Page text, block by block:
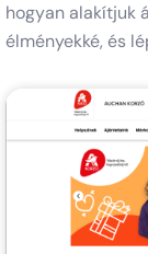
hogyan alakítjuk
élményekké, és